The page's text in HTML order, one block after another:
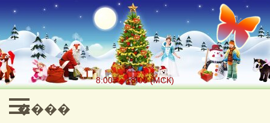
8:00 — 18:00 (МСК)